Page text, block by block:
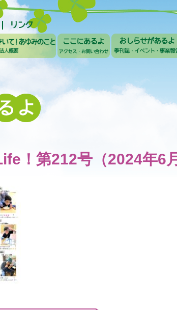
！第212号（2024年6